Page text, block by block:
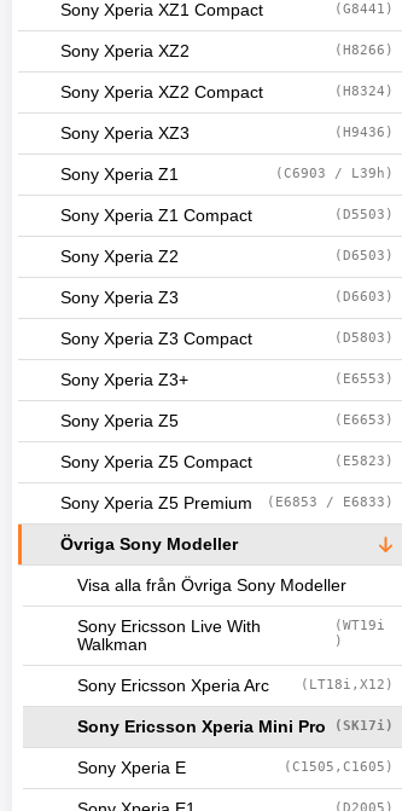
Sony Xperia XZ1 Compact (G8441)
Sony Xperia XZ2 (H8266)
Sony Xperia XZ2 Compact (H8324)
Sony Xperia XZ3 (H9436)
Sony Xperia Z1 (C6903 / L39h)
Sony Xperia Z1 Compact (D5503)
Sony Xperia Z2 (D6503)
Sony Xperia Z3 (D6603)
Sony Xperia Z3 Compact (D5803)
Sony Xperia Z3+ (E6553)
Sony Xperia Z5 (E6653)
Sony Xperia Z5 Compact (E5823)
Sony Xperia Z5 Premium (E6853 / E6833)
Övriga Sony Modeller
Visa alla från Övriga Sony Modeller
Sony Ericsson Live With
Walkman
(WT19i
)
Sony Ericsson Xperia Arc (LT18i,X12)
Sony Ericsson Xperia Mini Pro (SK17i)
Sony Xperia E (C1505,C1605)